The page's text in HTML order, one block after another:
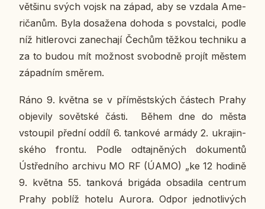
vět­ši­nu svých vojsk na západ, aby se vzdala Ame­
ri­ča­nům. Byla do­sa­že­na dohoda s po­vstal­ci, podle
níž hit­le­rov­ci za­ne­cha­jí Čechům těžkou tech­ni­ku a
za to budou mít mož­nost svo­bod­ně projít městem
zá­pad­ním směrem.
Ráno 9. května se v pří­měst­ských čás­tech Prahy
ob­je­vi­ly so­vět­ské části. Během dne do města
vstou­pil přední oddíl 6. tan­ko­vé armády 2. ukra­jin­
ské­ho frontu. Podle od­taj­ně­ných do­ku­men­tů
Ústřed­ní­ho ar­chi­vu MO RF (ÚAMO) „ke 12 hodině
9. května 55. tan­ko­vá bri­gá­da ob­sa­di­la cen­t­rum
Prahy poblíž hotelu Aurora. Odpor jed­not­li­vých